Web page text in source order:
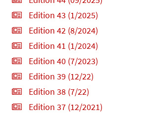
Edition 43 (1/2025)
Edition 42 (8/2024)
Edition 41 (1/2024)
Edition 40 (7/2023)
Edition 39 (12/22)
Edition 38 (7/22)
Edition 37 (12/2021)